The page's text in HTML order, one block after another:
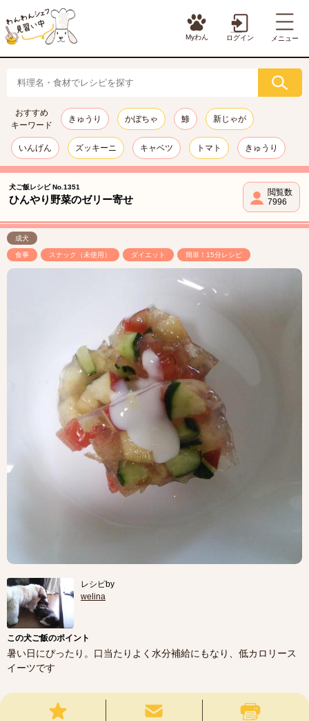
Myわん ログイン メニュー
おすすめ
キーワード
きゅうり かぼちゃ 鯵 新じゃが
いんげん ズッキーニ キャベツ トマト きゅうり
犬ご飯レシピ No.1351
ひんやり野菜のゼリー寄せ
閲覧数
7996
成犬
食事 スナック（未使用） ダイエット 簡単！15分レシピ
レシピby
welina
この犬ご飯のポイント
暑い日にぴったり。口当たりよく水分補給にもなり、低カロリース
イーツです